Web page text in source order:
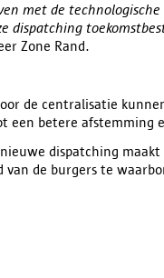
met de
dispatching
Zone Rand.
de centralisatie
een betere afstemming
nieuwe dispatching
van de burgers te